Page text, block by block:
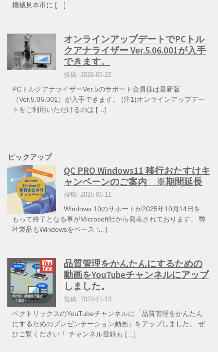
機械見本市に […]
オンラインアップデートでPCトル
クアナライザー Ver.5.06.001が入手
できます。
投稿: 2026-06-22
PCトルクアナライザーVer.5のサポート会員様は最新版
（Ver.5.06.001）が入手できます。 (注1)オンラインアップデー
トをご利用いただけるのは […]
ピックアップ
QC PRO Windows11 移行おたすけキ
ャンペーンのご案内 ※期間延長
投稿: 2025-06-11
Windows 10のサポートが2025年10月14日を
もって終了となる事がMicrosoft社から発表されております。 弊
社製品もWindowsをベース […]
品質管理をかんたんにするための
動画をYouTubeチャンネルにアップ
しました。
投稿: 2024-11-13
ベクトリックスのYouTubeチャンネルに「品質管理をかんたん
にするためのプレゼンテーション動画」をアップしました。 ぜ
ひご覧ください！ チャンネル登録も […]